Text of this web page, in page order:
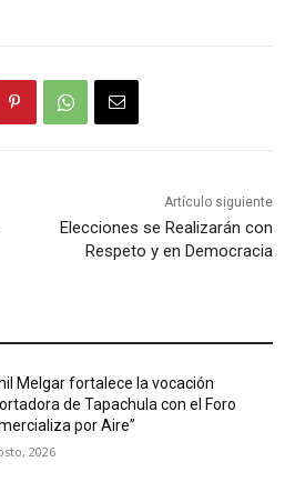
Artículo siguiente
Elecciones se Realizarán con
Respeto y en Democracia
Melgar fortalece la vocación
de Tapachula con el Foro
por Aire”
2026